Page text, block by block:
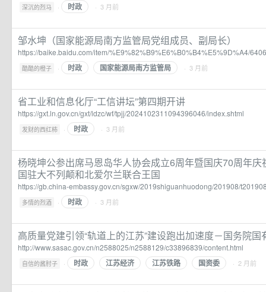
深沉的烈马 · 时政 · 3 月前
邹水坤（国家能源局南方监管局党组成员、副局长）
https://baike.baidu.com/item/%E9%82%B9%E6%B0%B4%E5%9D%A4/
酷酷的橙子 · 时政 国家能源局南方监管局 · 3 月前
省工业和信息化厅“工信讲坛”第四期开讲
https://gxt.ln.gov.cn/gxt/ldzc/wf/tpjj/2024102311094396046/index.shtml
发财的西红柿 · 时政 · 3 月前
杨晓坤公参出席马恩岛华人协会成立6周年暨国庆70周年
国驻大不列颠和北爱尔兰联合王国
https://gb.china-embassy.gov.cn/sgxw/2019shiguanhuodong/201908/
多情的烈酒 · 时政 · 3 月前
高质量党建引领“轨道上的江苏”建设跑出加速度－国务院
http://www.sasac.gov.cn/n2588025/n2588129/c33896839/content.html
自信的酱肘子 · 时政 江苏经济 江苏铁路 国资委 · 2 月前